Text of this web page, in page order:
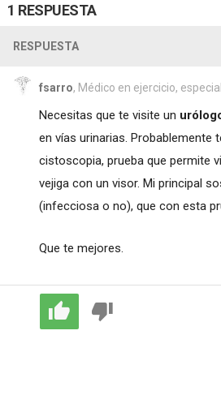
1 RESPUESTA
RESPUESTA
fsarro, Médico en ejercicio,
Necesitas que te visite un
en vías urinarias. Probablemente
cistoscopia, prueba que permite
vejiga con un visor. Mi principal
(infecciosa o no), que con esta
Que te mejores.